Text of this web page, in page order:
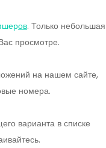
ов. Только небольшая
просмотре.
на нашем сайте,
номера.
варианта в списке